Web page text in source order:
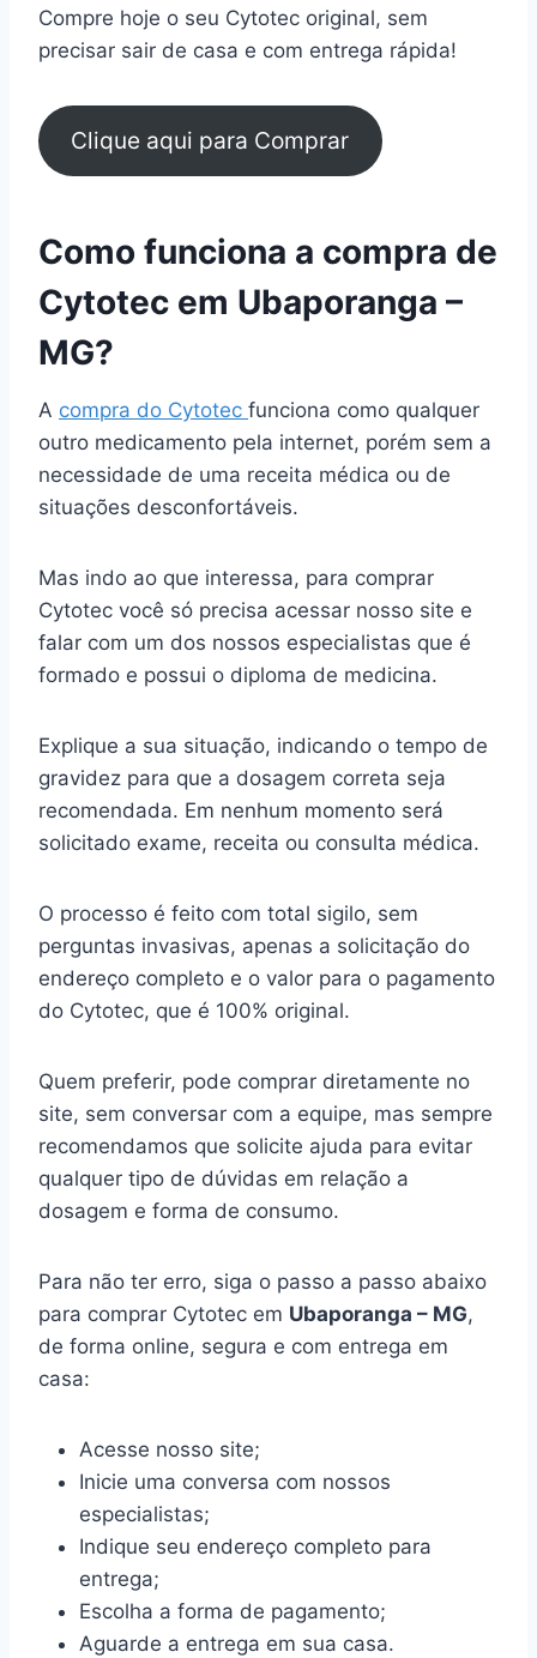
Compre hoje o seu Cytotec original, sem
precisar sair de casa e com entrega rápida!
Clique aqui para Comprar
Como funciona a compra de
Cytotec em Ubaporanga –
MG?
A compra do Cytotec funciona como qualquer
outro medicamento pela internet, porém sem a
necessidade de uma receita médica ou de
situações desconfortáveis.
Mas indo ao que interessa, para comprar
Cytotec você só precisa acessar nosso site e
falar com um dos nossos especialistas que é
formado e possui o diploma de medicina.
Explique a sua situação, indicando o tempo de
gravidez para que a dosagem correta seja
recomendada. Em nenhum momento será
solicitado exame, receita ou consulta médica.
O processo é feito com total sigilo, sem
perguntas invasivas, apenas a solicitação do
endereço completo e o valor para o pagamento
do Cytotec, que é 100% original.
Quem preferir, pode comprar diretamente no
site, sem conversar com a equipe, mas sempre
recomendamos que solicite ajuda para evitar
qualquer tipo de dúvidas em relação a
dosagem e forma de consumo.
Para não ter erro, siga o passo a passo abaixo
para comprar Cytotec em Ubaporanga – MG,
de forma online, segura e com entrega em
casa:
Acesse nosso site;
Inicie uma conversa com nossos
especialistas;
Indique seu endereço completo para
entrega;
Escolha a forma de pagamento;
Aguarde a entrega em sua casa.